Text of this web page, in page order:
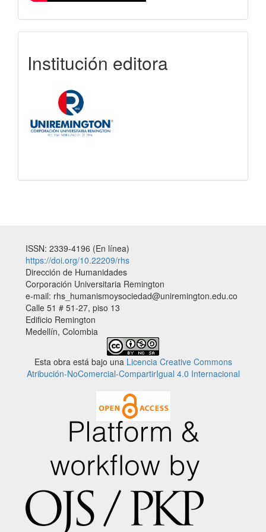
Institución editora
ISSN: 2339-4196 (En línea)
https://doi.org/10.22209/rhs
Dirección de Humanidades
Corporación Universitaria Remington
e-mail: rhs_humanismoysociedad@uniremington.edu.co
Calle 51 # 51-27, piso 13
Edificio Remington
Medellín, Colombia
Esta obra está bajo una Licencia Creative Commons
Atribución-NoComercial-CompartirIgual 4.0 Internacional